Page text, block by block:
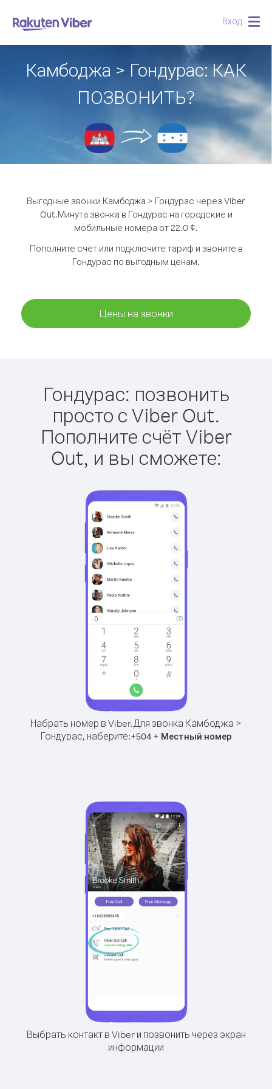
Вход
Камбоджа > Гондурас: КАК
ПОЗВОНИТЬ?
Выгодные звонки Камбоджа > Гондурас через Viber
Out.Минута звонка в Гондурас на городские и
мобильные номера от 22.0 ¢.
Пополните счёт или подключите тариф и звоните в
Гондурас по выгодным ценам.
Цены на звонки
Гондурас: позвонить
просто с Viber Out.
Пополните счёт Viber
Out, и вы сможете:
Набрать номер в Viber.Для звонка Камбоджа >
Гондурас, наберите:+504+ Местный номер
Выбрать контакт в Viber и позвонить через экран
информации